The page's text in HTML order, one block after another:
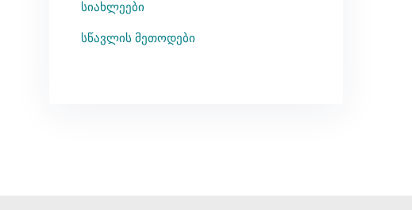
სიახლეები
სწავლის მეთოდები